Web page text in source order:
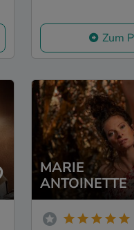
Zum
MARIE
ANTOINETTE